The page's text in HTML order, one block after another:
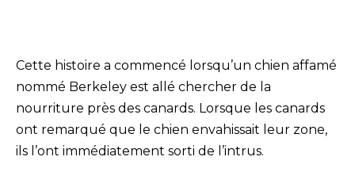
Cette histoire a commencé lorsqu’un chien affamé
nommé Berkeley est allé chercher de la
nourriture près des canards. Lorsque les canards
ont remarqué que le chien envahissait leur zone,
ils l’ont immédiatement sorti de l’intrus.